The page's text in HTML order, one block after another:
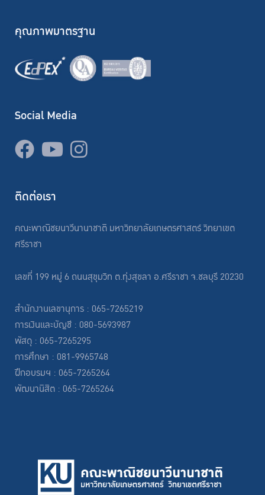
คุณภาพมาตรฐาน
Social Media
ติดต่อเรา
คณะพาณิชยนาวีนานาชาติ มหาวิทยาลัยเกษตรศาสตร์ วิทยาเขต
ศรีราชา
เลขที่ 199 หมู่ 6 ถนนสุขุมวิท ต.ทุ่งสุขลา อ.ศรีราชา จ.ชลบุรี 20230
สำนักงานเลขานุการ : 065-7265219
การเงินและบัญชี : 080-5693987
พัสดุ : 065-7265295
การศึกษา : 081-9965748
ฝึกอบรมฯ : 065-7265264
พัฒนานิสิต : 065-7265264